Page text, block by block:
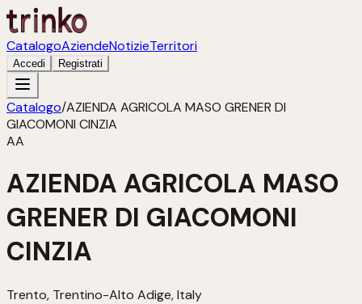
CatalogoAziendeNotizieTerritori
Accedi Registrati
Catalogo/AZIENDA AGRICOLA MASO GRENER DI
GIACOMONI CINZIA
AA
AZIENDA AGRICOLA MASO
GRENER DI GIACOMONI
CINZIA
Trento, Trentino-Alto Adige, Italy